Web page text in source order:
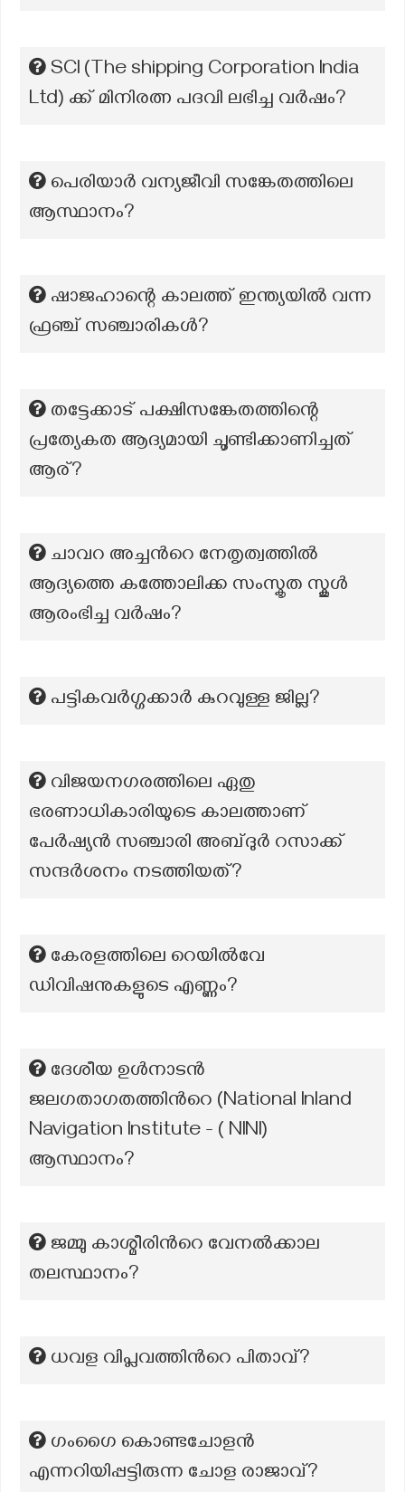
SCI (The shipping Corporation India
Ltd) ക്ക് മിനിരത്ന പദവി ലഭിച്ച വർഷം?
പെരിയാർ വന്യജീവി സങ്കേതത്തിലെ
ആസ്ഥാനം?
ഷാജഹാന്റെ കാലത്ത് ഇന്ത്യയിൽ വന്ന
ഫ്രഞ്ച് സഞ്ചാരികൾ?
തട്ടേക്കാട് പക്ഷിസങ്കേതത്തിന്റെ
പ്രത്യേകത ആദ്യമായി ചൂണ്ടിക്കാണിച്ചത്
ആര്?
ചാവറ അച്ചന്‍റെ നേതൃത്വത്തിൽ
ആദ്യത്തെ കത്തോലിക്ക സംസ്കൃത സ്കൂൾ
ആരംഭിച്ച വർഷം?
പട്ടികവര്‍ഗ്ഗക്കാർ കുറവുള്ള ജില്ല?
വിജയനഗരത്തിലെ ഏതു
ഭരണാധികാരിയുടെ കാലത്താണ്
പേർഷ്യൻ സഞ്ചാരി അബ്ദുർ റസാക്ക്
സന്ദർശനം നടത്തിയത്?
കേരളത്തിലെ റെയിൽവേ
ഡിവിഷനുകളുടെ എണ്ണം?
ദേശീയ ഉൾനാടൻ
ജലഗതാഗതത്തിന്‍റെ (National Inland
Navigation Institute - ( NINI)
ആസ്ഥാനം?
ജമ്മു കാശ്മീരിന്‍റെ വേനല്‍ക്കാല
തലസ്ഥാനം?
ധവള വിപ്ലവത്തിന്‍റെ പിതാവ്?
ഗംഗൈ കൊണ്ടചോളൻ
എന്നറിയിപ്പട്ടിരുന്ന ചോള രാജാവ്?